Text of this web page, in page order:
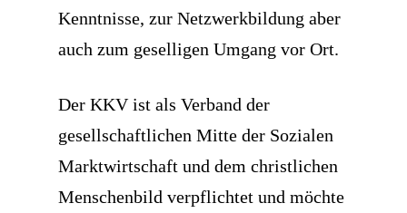
Kenntnisse, zur Netzwerkbildung aber
auch zum geselligen Umgang vor Ort.
Der KKV ist als Verband der
gesellschaftlichen Mitte der Sozialen
Marktwirtschaft und dem christlichen
Menschenbild verpflichtet und möchte